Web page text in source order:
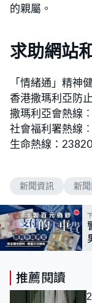
的親屬。
求助網站
「情緒通」精神
香港撒瑪利亞防
撒瑪利亞會熱線
社會福利署熱線
生命熱線：
新聞資訊 新
推薦閱讀